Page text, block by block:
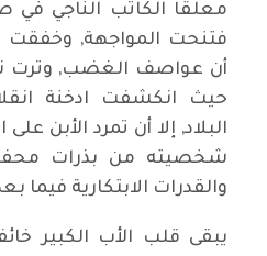
فتنحت المواجهة, وخفقت
أن عواصف الغضب, وترت
البلاد, إلا أن تمرد الأبن
شخصيته من بذرات
والقدرات الابتكارية فيما
يبقى قلب الأب الكبير